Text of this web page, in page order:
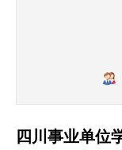
四川事业单位